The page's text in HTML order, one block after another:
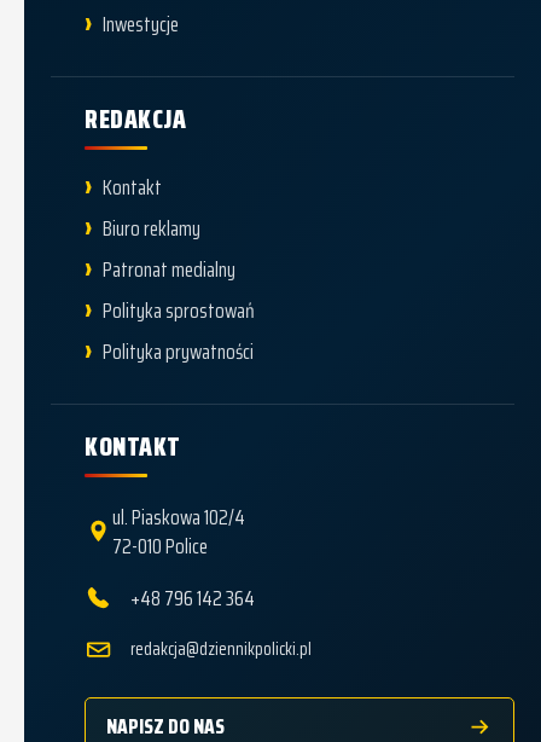
Inwestycje
REDAKCJA
Kontakt
Biuro reklamy
Patronat medialny
Polityka sprostowań
Polityka prywatności
KONTAKT
ul. Piaskowa 102/4
72-010 Police
+48 796 142 364
redakcja@dziennikpolicki.pl
NAPISZ DO NAS